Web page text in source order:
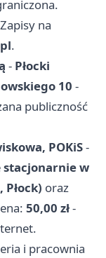
na
.
- Płocki
10 -
publiczność
POKiS-
stacjonarnie w
oraz
50,00 zł-
i pracownia